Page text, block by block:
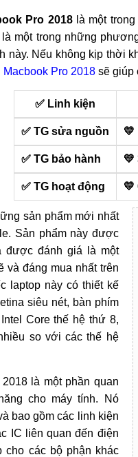
Pro 2018là một trong
là một trong những
này. Nếu không kịp
Pro 2018 sẽ giúp
✅ Linh kiện
✅ TG sửa nguồn 💛
✅ TG bảo hành 💛
✅ TG hoạt động 💛
sản phẩm mới nhất
Sản phẩm này được
được đánh giá là một
và đáng mua nhất trên
laptop này có thiết kế
siêu nét, bàn phím
Core thế hệ thứ 8,
so với các thế hệ
là một phần quan
cho máy tính. Nó
bao gồm các linh kiện
IC liên quan đến điện
cho các bộ phận khác